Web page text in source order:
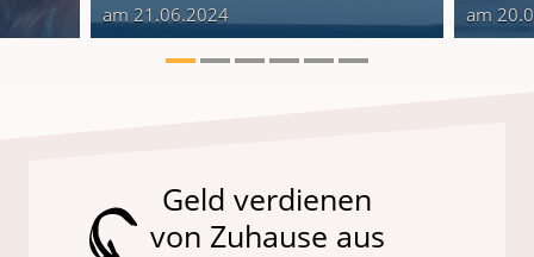
am 21.06.2024 am
Geld verdienen
von Zuhause aus